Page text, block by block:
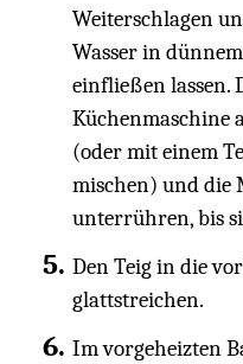
Weiterschlagen
Wasser in
einfließen lassen.
Küchenmaschine
(oder mit einem
mischen) und die
unterrühren, bis
Den Teig in die
glattstreichen.
Im vorgeheizten